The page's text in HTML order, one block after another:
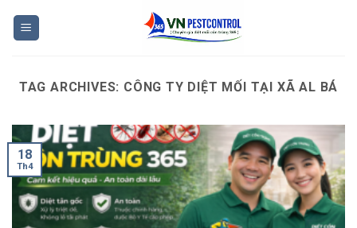
TAG ARCHIVES: CÔNG TY DIỆT MỐI TẠI XÃ AL BÁ
18
Th4